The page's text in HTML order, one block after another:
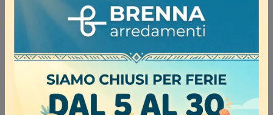
La qualità delle finiture e la loro funzionalità fanno delle
composizioni arredative che rivendiamo le alternative
ideali per le esigenze personali. In showroom puoi
trovare Complementiin cuoiodall'estetica raffinata e
potrai venire a conoscenza di ogni tipo di suggerimento
nel settore. Entra in negozio: puoi trovare tutto quello di
cui hai bisogno tra le composizioni arredativein cuoio
che proponiamo, che ben si adattano a essere inserite in